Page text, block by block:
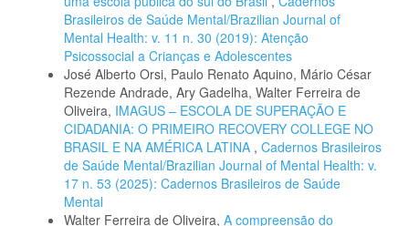
Brasileiros de Saúde Mental/Brazilian Journal of
Mental Health: v. 11 n. 30 (2019): Atenção
Psicossocial a Crianças e Adolescentes
José Alberto Orsi, Paulo Renato Aquino, Mário César
Rezende Andrade, Ary Gadelha, Walter Ferreira de
Oliveira, IMAGUS – ESCOLA DE SUPERAÇÃO E
CIDADANIA: O PRIMEIRO RECOVERY COLLEGE NO
BRASIL E NA AMÉRICA LATINA , Cadernos Brasileiros
de Saúde Mental/Brazilian Journal of Mental Health: v.
17 n. 53 (2025): Cadernos Brasileiros de Saúde
Mental
Walter Ferreira de Oliveira, A compreensão do